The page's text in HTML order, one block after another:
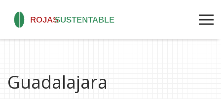
Guadalajara